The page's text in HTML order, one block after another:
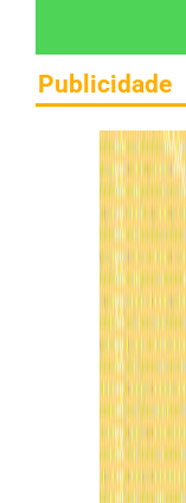
Publicidade